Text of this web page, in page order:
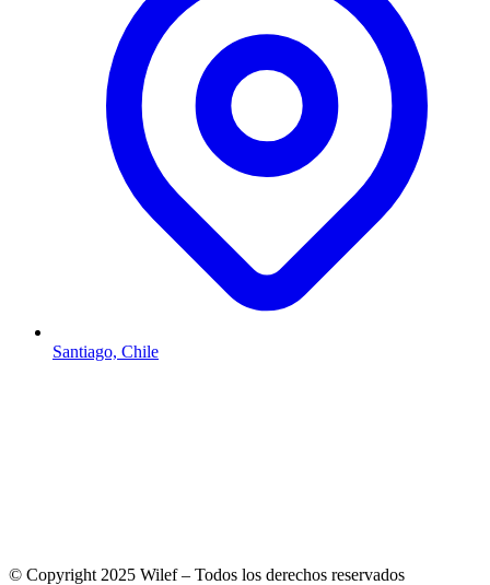
Santiago, Chile
© Copyright 2025 Wilef – Todos los derechos reservados